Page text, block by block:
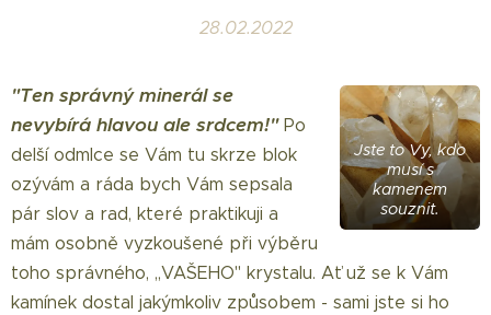
28.02.2022
Jste to Vy, kdo
musí s
kamenem
souznit.
"Ten správný minerál se
nevybírá hlavou ale srdcem!" Po
delší odmlce se Vám tu skrze blok
ozývám a ráda bych Vám sepsala
pár slov a rad, které praktikuji a
mám osobně vyzkoušené při výběru
toho správného, ,,VAŠEHO" krystalu. Ať už se k Vám
kamínek dostal jakýmkoliv způsobem - sami jste si ho